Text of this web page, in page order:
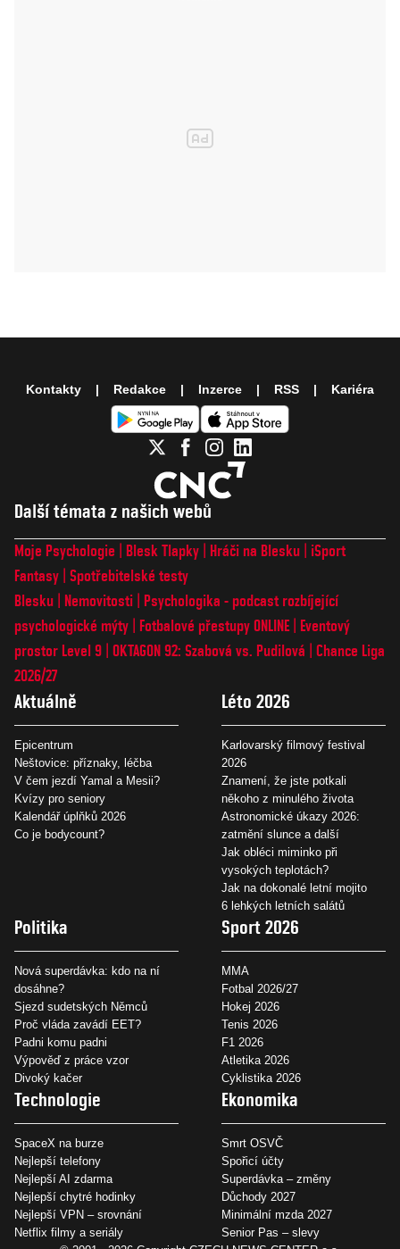
Další témata z našich webů
Moje Psychologie Blesk Tlapky Hráči na Blesku
iSport
Fantasy Spotřebitelské testy
Blesku
Nemovitosti
Psychologika - podcast rozbíjející
psychologické mýty
Fotbalové přestupy ONLINE
Eventový
prostor Level 9 OKTAGON 92: Szabová vs. Pudilová
Chance Liga
2026/27
Aktuálně
Epicentrum
Neštovice: příznaky, léčba
V čem jezdí Yamal a Mesii?
Kvízy pro seniory
Kalendář úplňků 2026
Co je bodycount?
Léto 2026
Karlovarský filmový festival
2026
Znamení, že jste potkali
někoho z minulého života
Astronomické úkazy 2026:
zatmění slunce a další
Jak obléci miminko při
vysokých teplotách?
Jak na dokonalé letní mojito
6 lehkých letních salátů
Politika
Nová superdávka: kdo na ní
dosáhne?
Sjezd sudetských Němců
Proč vláda zavádí EET?
Padni komu padni
Výpověď z práce vzor
Divoký kačer
Sport 2026
MMA
Fotbal 2026/27
Hokej 2026
Tenis 2026
F1 2026
Atletika 2026
Cyklistika 2026
Technologie
SpaceX na burze
Nejlepší telefony
Nejlepší AI zdarma
Nejlepší chytré hodinky
Nejlepší VPN – srovnání
Netflix filmy a seriály
Ekonomika
Smrt OSVČ
Spořicí účty
Superdávka – změny
Důchody 2027
Minimální mzda 2027
Senior Pas – slevy
Kontakty Redakce Inzerce RSS Kariéra